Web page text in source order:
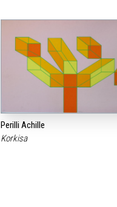
Perilli Achille
Korkisa